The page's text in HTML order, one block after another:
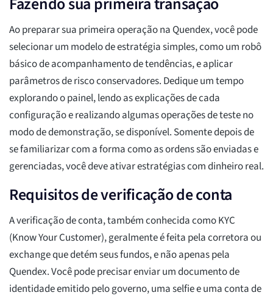
Ao preparar sua primeira operação na Quendex, você pode
selecionar um modelo de estratégia simples, como um robô
básico de acompanhamento de tendências, e aplicar
parâmetros de risco conservadores. Dedique um tempo
explorando o painel, lendo as explicações de cada
configuração e realizando algumas operações de teste no
modo de demonstração, se disponível. Somente depois de
se familiarizar com a forma como as ordens são enviadas e
gerenciadas, você deve ativar estratégias com dinheiro real.
Requisitos de verificação de conta
A verificação de conta, também conhecida como KYC
(Know Your Customer), geralmente é feita pela corretora ou
exchange que detém seus fundos, e não apenas pela
Quendex. Você pode precisar enviar um documento de
identidade emitido pelo governo, uma selfie e uma conta de